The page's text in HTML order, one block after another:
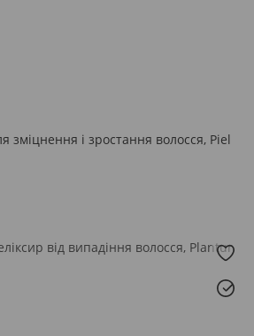
зміцнення і зростання волосся, Piel